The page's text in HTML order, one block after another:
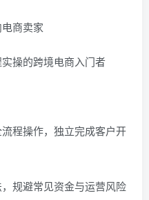
商卖家
操的跨境电商入门者
程操作，独立完成客户开
规避常见资金与运营风险